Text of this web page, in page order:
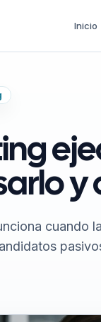
Inicio
y
cuando